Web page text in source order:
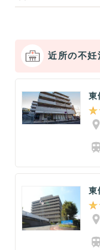
近所の不妊
東
東